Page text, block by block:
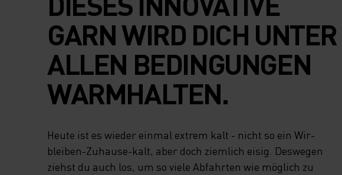
GARN WIRD DICH UNTER
ALLEN BEDINGUNGEN
WARMHALTEN.
Heute ist es wieder einmal extrem kalt - nicht so ein Wir-
bleiben-Zuhause-kalt, aber doch ziemlich eisig. Deswegen
ziehst du auch los, um so viele Abfahrten wie möglich zu